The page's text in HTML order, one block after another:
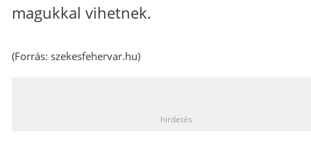
magukkal vihetnek.
(Forrás: szekesfehervar.hu)
hirdetés